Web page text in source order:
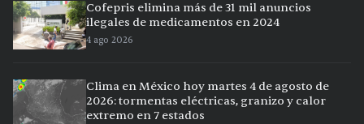
Cofepris elimina más de 31 mil anuncios
ilegales de medicamentos en 2024
4 ago 2026
Clima en México hoy martes 4 de agosto de
2026: tormentas eléctricas, granizo y calor
extremo en 7 estados